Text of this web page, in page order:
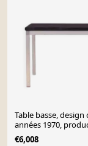
Table basse, design
années 1970,
Danemark
€6,008